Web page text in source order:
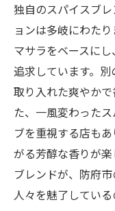
独自のスパイスブ
ョンは多岐にわた
マサラをベースに
追求しています。
取り入れた爽やか
た、一風変わった
ブを重視する店も
がる芳醇な香りが
ブレンドが、防府
人々を魅了している